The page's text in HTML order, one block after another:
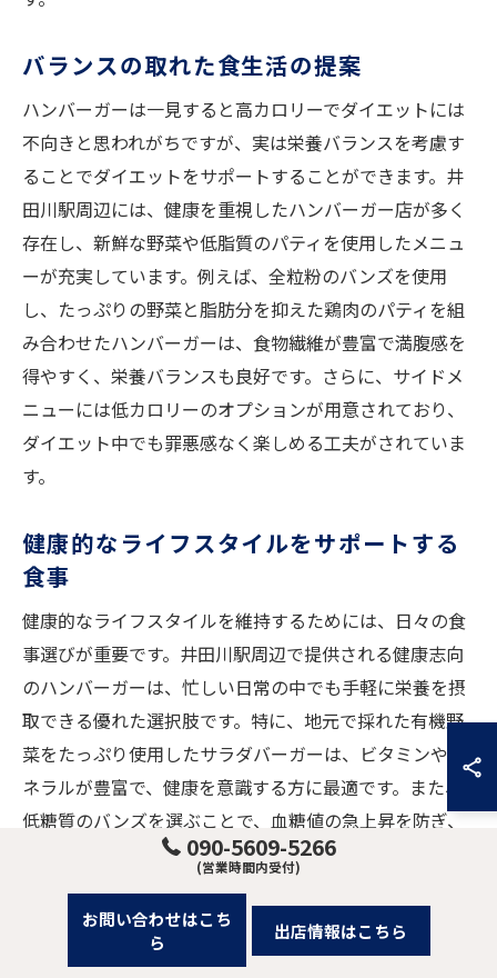
バランスの取れた食生活の提案
ハンバーガーは一見すると高カロリーでダイエットには
不向きと思われがちですが、実は栄養バランスを考慮す
ることでダイエットをサポートすることができます。井
田川駅周辺には、健康を重視したハンバーガー店が多く
存在し、新鮮な野菜や低脂質のパティを使用したメニュ
ーが充実しています。例えば、全粒粉のバンズを使用
し、たっぷりの野菜と脂肪分を抑えた鶏肉のパティを組
み合わせたハンバーガーは、食物繊維が豊富で満腹感を
得やすく、栄養バランスも良好です。さらに、サイドメ
ニューには低カロリーのオプションが用意されており、
ダイエット中でも罪悪感なく楽しめる工夫がされていま
す。
健康的なライフスタイルをサポートする
食事
健康的なライフスタイルを維持するためには、日々の食
事選びが重要です。井田川駅周辺で提供される健康志向
のハンバーガーは、忙しい日常の中でも手軽に栄養を摂
取できる優れた選択肢です。特に、地元で採れた有機野
菜をたっぷり使用したサラダバーガーは、ビタミンやミ
ネラルが豊富で、健康を意識する方に最適です。また、
低糖質のバンズを選ぶことで、血糖値の急上昇を防ぎ、
エネルギーレベルを安定させる効果も期待できます。こ
れらのハンバーガーは、わずかにカロリーを気にするだ
けで、美味しさと健康の両立を実現します。日常の忙し
さの中で、こうしたバランスの取れた食事を選ぶこと
090-5609-5266
(営業時間内受付)
お問い合わせはこち
ら
出店情報はこちら